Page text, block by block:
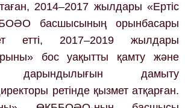
2014–2017 жылдары «Ертіс
басшысының орынбасары
етті, 2017–2019 жылдары
бос уақытты қамту және
дарындылығын дамыту
ретінде қызмет атқарған.